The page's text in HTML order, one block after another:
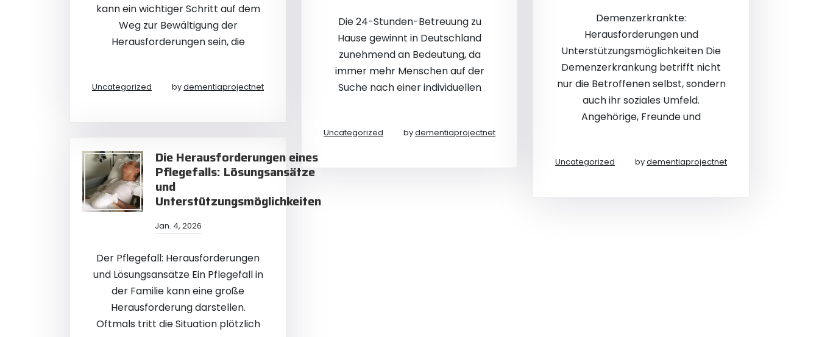
kann ein wichtiger Schritt auf dem
Weg zur Bewältigung der
Herausforderungen sein, die
Uncategorized bydementiaprojectnet
Die 24-Stunden-Betreuung zu
Hause gewinnt in Deutschland
zunehmend an Bedeutung, da
immer mehr Menschen auf der
Suche nach einer individuellen
Uncategorized bydementiaprojectnet
Demenzerkrankte:
Herausforderungen und
Unterstützungsmöglichkeiten Die
Demenzerkrankung betrifft nicht
nur die Betroffenen selbst, sondern
auch ihr soziales Umfeld.
Angehörige, Freunde und
Uncategorized bydementiaprojectnet
Die Herausforderungen eines
Pflegefalls: Lösungsansätze
und
Unterstützungsmöglichkeiten
Jan. 4, 2026
Der Pflegefall: Herausforderungen
und Lösungsansätze Ein Pflegefall in
der Familie kann eine große
Herausforderung darstellen.
Oftmals tritt die Situation plötzlich